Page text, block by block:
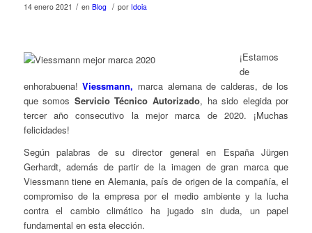
14 enero 2021 / en Blog / por Idoia
¡Estamos
de
enhorabuena!Viessmann, marca alemana de calderas, de los
que somos Servicio Técnico Autorizado, ha sido elegida por
tercer año consecutivo la mejor marca de 2020. ¡Muchas
felicidades!
Según palabras de su director general en España Jürgen
Gerhardt, además de partir de la imagen de gran marca que
Viessmann tiene en Alemania, país de origen de la compañía, el
compromiso de la empresa por el medio ambiente y la lucha
contra el cambio climático ha jugado sin duda, un papel
fundamental en esta elección.